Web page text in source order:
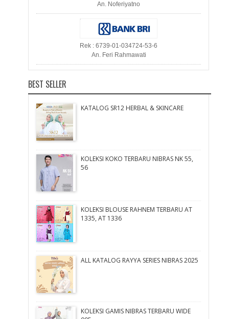
An. Noferiyatno
Rek : 6739-01-034724-53-6
An. Feri Rahmawati
BEST SELLER
KATALOG SR12 HERBAL & SKINCARE
KOLEKSI KOKO TERBARU NIBRAS NK 55,
56
KOLEKSI BLOUSE RAHNEM TERBARU AT
1335, AT 1336
ALL KATALOG RAYYA SERIES NIBRAS 2025
KOLEKSI GAMIS NIBRAS TERBARU WIDE